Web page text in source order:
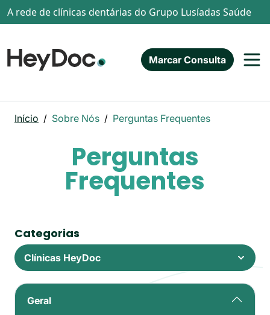
Passar para o conteúdo principal
A rede de clínicas dentárias do Grupo Lusíadas Saúde
Marcar Consulta
Início Sobre Nós Perguntas Frequentes
Perguntas
Frequentes
Geral